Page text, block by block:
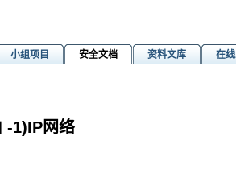
小组项目 安全文档 资料文库 在
-1)IP网络